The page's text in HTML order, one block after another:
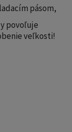
pásom,
povoľuje
veľkosti!